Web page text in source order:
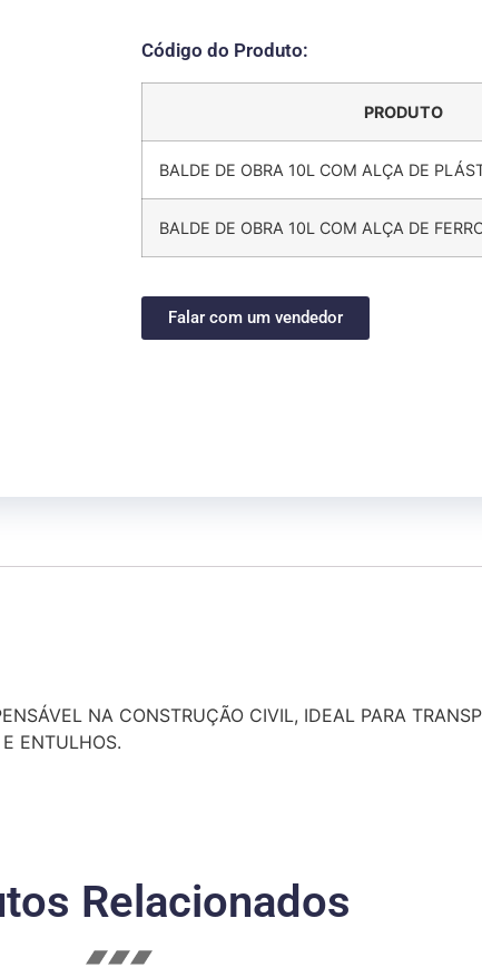
Código do Produto:
PRODUTO
BALDE DE OBRA 10L COM ALÇA DE
BALDE DE OBRA 10L COM ALÇA DE
Falar com um vendedor
NA CONSTRUÇÃO CIVIL, IDEAL PARA
ENTULHOS.
Relacionados